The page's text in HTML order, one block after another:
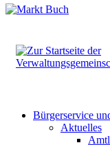
Bürgerservice
Aktuelles